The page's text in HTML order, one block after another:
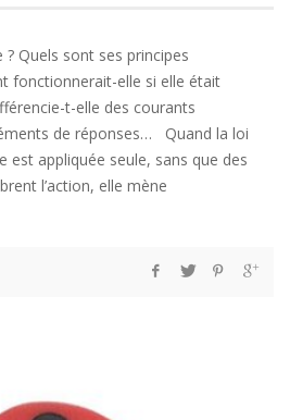
? Quels sont ses principes
fonctionnerait-elle si elle était
t-elle des courants
de réponses… Quand la loi
est appliquée seule, sans que des
l’action, elle mène